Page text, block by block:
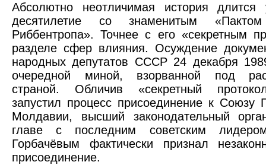
Абсолютно неотличимая история длится
десятилетие со знаменитым
Риббентропа». Точнее с его «секретным
разделе сфер влияния. Осуждение
народных депутатов СССР 24 декабря
очередной миной, взорванной под
страной. Обличив «секретный
запустил процесс присоединение к Союзу
Молдавии, высший законодательный
главе с последним советским
Горбачёвым фактически признал
присоединение.